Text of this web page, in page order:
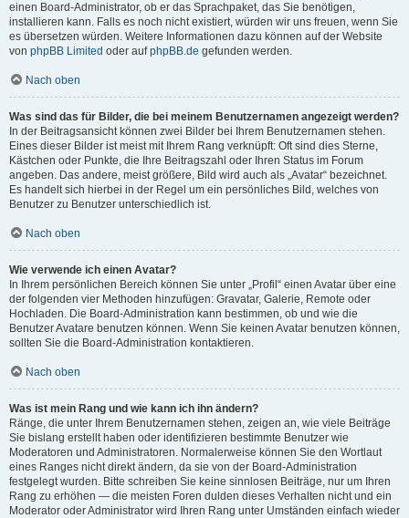
einen Board-Administrator, ob er das Sprachpaket, das Sie benötigen,
installieren kann. Falls es noch nicht existiert, würden wir uns freuen, wenn Sie
es übersetzen würden. Weitere Informationen dazu können auf der Website
von phpBB Limited oder aufphpBB.de gefunden werden.
Nach oben
Was sind das für Bilder, die bei meinem Benutzernamen angezeigt werden?
In der Beitragsansicht können zwei Bilder bei Ihrem Benutzernamen stehen.
Eines dieser Bilder ist meist mit Ihrem Rang verknüpft: Oft sind dies Sterne,
Kästchen oder Punkte, die Ihre Beitragszahl oder Ihren Status im Forum
angeben. Das andere, meist größere, Bild wird auch als „Avatar“ bezeichnet.
Es handelt sich hierbei in der Regel um ein persönliches Bild, welches von
Benutzer zu Benutzer unterschiedlich ist.
Nach oben
Wie verwende ich einen Avatar?
In Ihrem persönlichen Bereich können Sie unter „Profil“ einen Avatar über eine
der folgenden vier Methoden hinzufügen: Gravatar, Galerie, Remote oder
Hochladen. Die Board-Administration kann bestimmen, ob und wie die
Benutzer Avatare benutzen können. Wenn Sie keinen Avatar benutzen können,
sollten Sie die Board-Administration kontaktieren.
Nach oben
Was ist mein Rang und wie kann ich ihn ändern?
Ränge, die unter Ihrem Benutzernamen stehen, zeigen an, wie viele Beiträge
Sie bislang erstellt haben oder identifizieren bestimmte Benutzer wie
Moderatoren und Administratoren. Normalerweise können Sie den Wortlaut
eines Ranges nicht direkt ändern, da sie von der Board-Administration
festgelegt wurden. Bitte schreiben Sie keine sinnlosen Beiträge, nur um Ihren
Rang zu erhöhen — die meisten Foren dulden dieses Verhalten nicht und ein
Moderator oder Administrator wird Ihren Rang unter Umständen einfach wieder